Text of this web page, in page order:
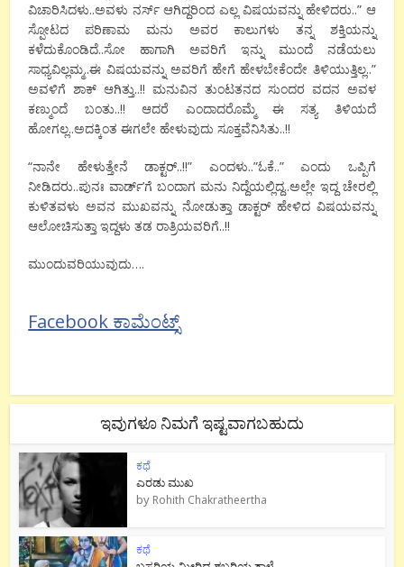
ವಿಚಾರಿಸಿದಳು..ಅವಳು ನರ್ಸ್ ಆಗಿದ್ದರಿಂದ ಎಲ್ಲ ವಿಷಯವನ್ನು ಹೇಳಿದರು..” ಆ
ಸ್ಪೋಟದ ಪರಿಣಾಮ ಮನು ಅವರ ಕಾಲುಗಳು ತನ್ನ ಶಕ್ತಿಯನ್ನು
ಕಳೆದುಕೊಂಡಿದೆ..ಸೋ ಹಾಗಾಗಿ ಅವರಿಗೆ ಇನ್ನು ಮುಂದೆ ನಡೆಯಲು
ಸಾಧ್ಯವಿಲ್ಲಮ್ಮ..ಈ ವಿಷಯವನ್ನು ಅವರಿಗೆ ಹೇಗೆ ಹೇಳಬೇಕೆಂದೇ ತಿಳಿಯುತ್ತಿಲ್ಲ..”
ಅವಳಿಗೆ ಶಾಕ್ ಆಗಿತ್ತು..!! ಮನುವಿನ ತುಂಟತನದ ಸುಂದರ ವದನ ಅವಳ
ಕಣ್ಮುಂದೆ ಬಂತು..!! ಆದರೆ ಎಂದಾದರೊಮ್ಮೆ ಈ ಸತ್ಯ ತಿಳಿಯದೆ
ಹೋಗಲ್ಲ..ಅದಕ್ಕಿಂತ ಈಗಲೇ ಹೇಳುವುದು ಸೂಕ್ತವೆನಿಸಿತು..!!
“ನಾನೇ ಹೇಳುತ್ತೇನೆ ಡಾಕ್ಟರ್..!!” ಎಂದಳು..”ಓಕೆ..” ಎಂದು ಒಪ್ಪಿಗೆ
ನೀಡಿದರು..ಪುನಃ ವಾರ್ಡ್’ಗೆ ಬಂದಾಗ ಮನು ನಿದ್ದೆಯಲ್ಲಿದ್ದ..ಅಲ್ಲೇ ಇದ್ದ ಚೇರಲ್ಲಿ
ಕುಳಿತವಳು ಅವನ ಮುಖವನ್ನು ನೋಡುತ್ತಾ ಡಾಕ್ಟರ್ ಹೇಳಿದ ವಿಷಯವನ್ನು
ಆಲೋಚಿಸುತ್ತಾ ಇದ್ದಳು ತಡ ರಾತ್ರಿಯವರಿಗೆ..!!
ಮುಂದುವರಿಯುವುದು….
Facebook ಕಾಮೆಂಟ್ಸ್
ಇವುಗಳೂ ನಿಮಗೆ ಇಷ್ಟವಾಗಬಹುದು
ಕಥೆ
ಎರಡು ಮುಖ
by Rohith Chakratheertha
ಕಥೆ